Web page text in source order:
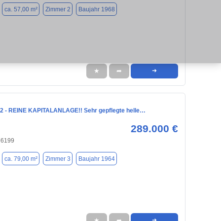
ca. 57,00 m² Zimmer 2 Baujahr 1968
★ ➦ ➜
- REINE KAPITALANLAGE!! Sehr gepflegte helle…
289.000 €
ca. 79,00 m² Zimmer 3 Baujahr 1964